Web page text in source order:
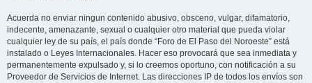
Acuerda no enviar ningun contenido abusivo, obsceno, vulgar, difamatorio,
indecente, amenazante, sexual o cualquier otro material que pueda violar
cualquier ley de su país, el país donde “Foro de El Paso del Noroeste” está
instalado o Leyes Internacionales. Hacer eso provocará que sea inmediata y
permanentemente expulsado y, si lo creemos oportuno, con notificación a su
Proveedor de Servicios de Internet. Las direcciones IP de todos los envíos son